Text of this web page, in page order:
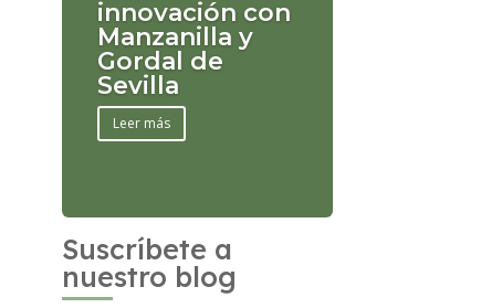
innovación con
Manzanilla y
Gordal de
Sevilla
Leer más
Suscríbete a
nuestro blog